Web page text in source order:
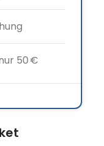
50 €